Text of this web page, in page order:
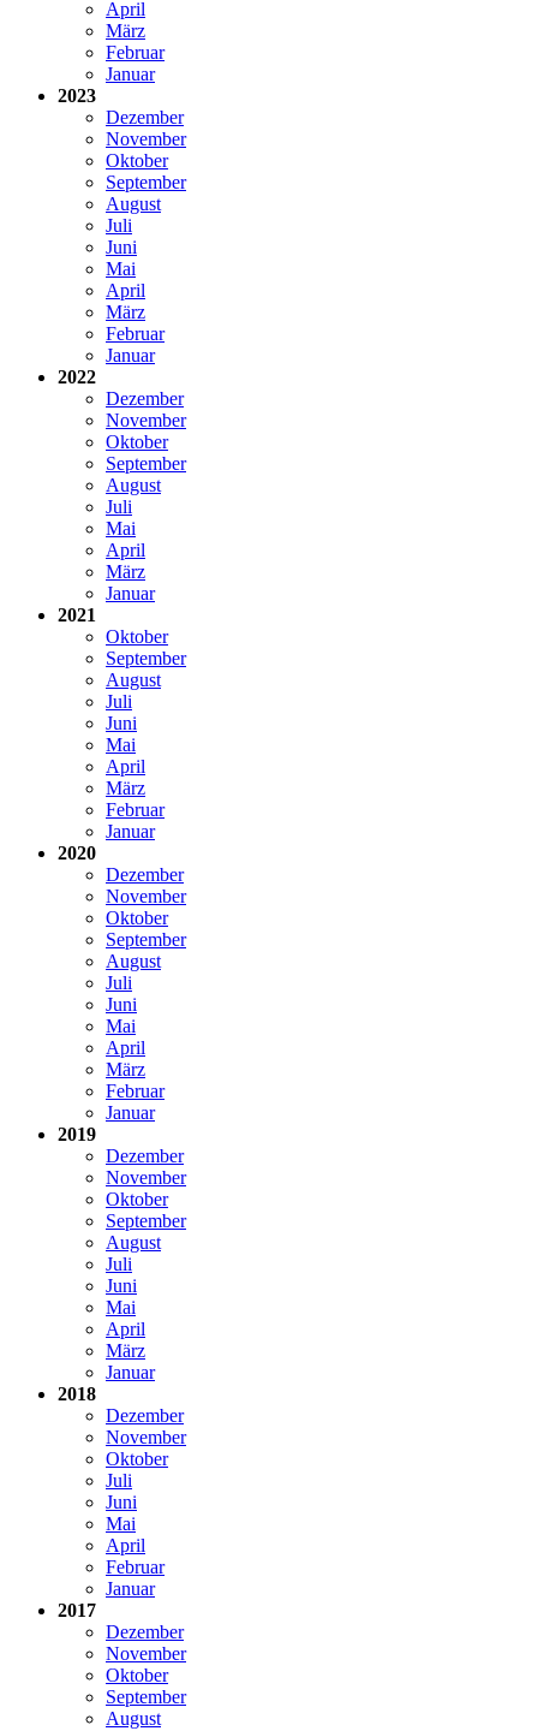
April
März
Februar
Januar
2023
Dezember
November
Oktober
September
August
Juli
Juni
Mai
April
März
Februar
Januar
2022
Dezember
November
Oktober
September
August
Juli
Mai
April
März
Januar
2021
Oktober
September
August
Juli
Juni
Mai
April
März
Februar
Januar
2020
Dezember
November
Oktober
September
August
Juli
Juni
Mai
April
März
Februar
Januar
2019
Dezember
November
Oktober
September
August
Juli
Juni
Mai
April
März
Januar
2018
Dezember
November
Oktober
Juli
Juni
Mai
April
Februar
Januar
2017
Dezember
November
Oktober
September
August